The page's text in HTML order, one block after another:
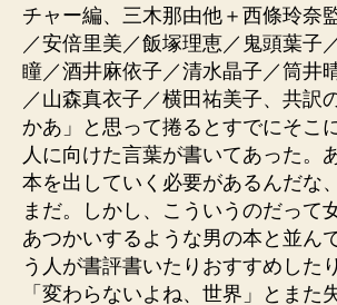
チャー編、三木那由他＋西條玲奈
／安倍里美／飯塚理恵／鬼頭葉子
瞳／酒井麻依子／清水晶子／筒井
／山森真衣子／横田祐美子、共訳
かあ」と思って捲るとすでにそこ
人に向けた言葉が書いてあった。
本を出していく必要があるんだな
まだ。しかし、こういうのだって
あつかいするような男の本と並ん
う人が書評書いたりおすすめした
「変わらないよね、世界」とまた